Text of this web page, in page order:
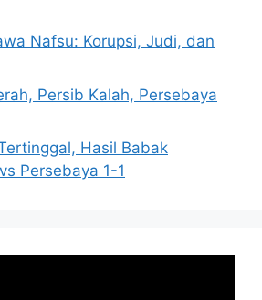
Nafsu: Korupsi, Judi, dan
Persib Kalah, Persebaya
Hasil Babak
Persebaya 1-1